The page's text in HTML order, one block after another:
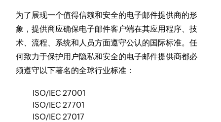
为了展现一个值得信赖和安全的电子邮件提供商的形
象，提供商应确保电子邮件客户端在其应用程序、技
术、流程、系统和人员方面遵守公认的国际标准。任
何致力于保护用户隐私和安全的电子邮件提供商都必
须遵守以下著名的全球行业标准：
ISO/IEC 27001
ISO/IEC 27701
ISO/IEC 27017